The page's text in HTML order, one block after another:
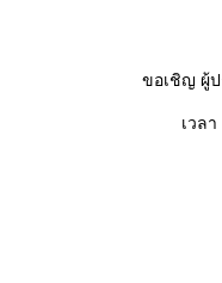
ขอเชิญ ผู้ป
เวล